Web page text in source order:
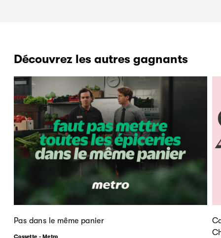
Découvrez les autres gagnants
Pas dans le même panier